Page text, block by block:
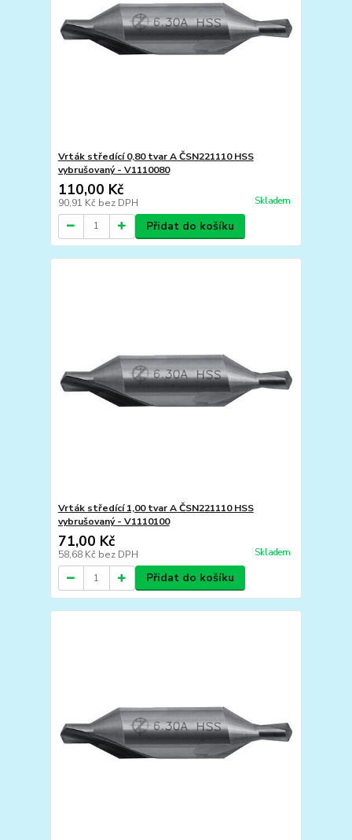
Vrták středící 0,80 tvar A ČSN221110 HSS
vybrušovaný - V1110080
110,00 Kč
90,91 Kč bez DPH Skladem
Přidat do košíku
Vrták středící 1,00 tvar A ČSN221110 HSS
vybrušovaný - V1110100
71,00 Kč
58,68 Kč bez DPH Skladem
Přidat do košíku